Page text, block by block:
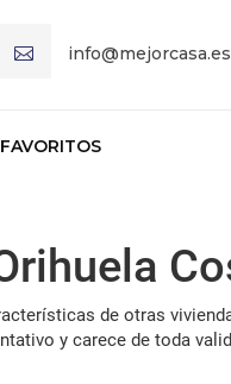
info@mejorcasa.es
FAVORITOS